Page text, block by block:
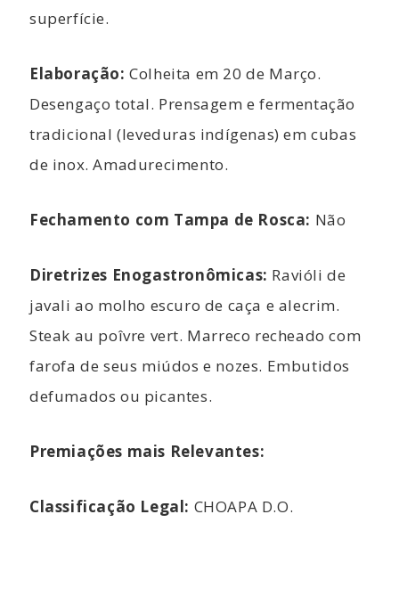
superfície.
Elaboração: Colheita em 20 de Março.
Desengaço total. Prensagem e fermentação
tradicional (leveduras indígenas) em cubas
de inox. Amadurecimento.
Fechamento com Tampa de Rosca: Não
Diretrizes Enogastronômicas: Ravióli de
javali ao molho escuro de caça e alecrim.
Steak au poîvre vert. Marreco recheado com
farofa de seus miúdos e nozes. Embutidos
defumados ou picantes.
Premiações mais Relevantes:
Classificação Legal: CHOAPA D.O.